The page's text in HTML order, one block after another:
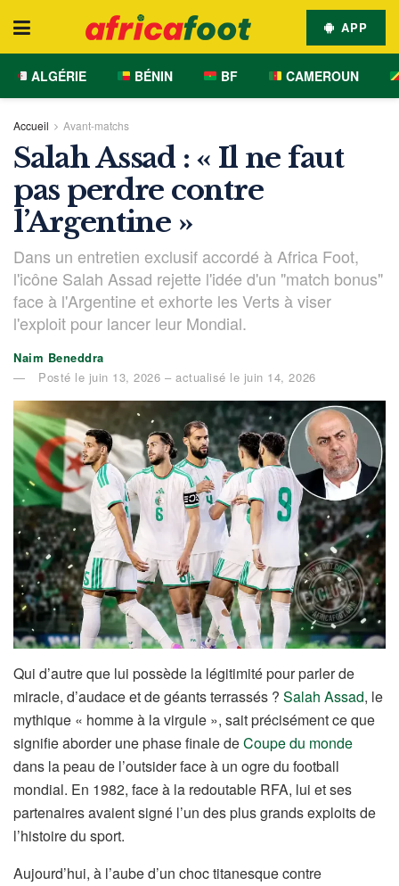
APP
ALGÉRIE BÉNIN BF CAMEROUN
Accueil Avant-matchs
Salah Assad : « Il ne faut
pas perdre contre
l’Argentine »
Dans un entretien exclusif accordé à Africa Foot,
l'icône Salah Assad rejette l'idée d'un "match bonus"
face à l'Argentine et exhorte les Verts à viser
l'exploit pour lancer leur Mondial.
Naim Beneddra
Posté le juin 13, 2026 – actualisé le juin 14, 2026
Qui d’autre que lui possède la légitimité pour parler de
miracle, d’audace et de géants terrassés ? Salah Assad, le
mythique « homme à la virgule », sait précisément ce que
signifie aborder une phase finale deCoupe du monde
dans la peau de l’outsider face à un ogre du football
mondial. En 1982, face à la redoutable RFA, lui et ses
partenaires avaient signé l’un des plus grands exploits de
l’histoire du sport.
Aujourd’hui, à l’aube d’un choc titanesque contre